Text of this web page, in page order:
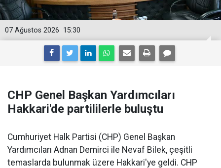
15:30
07 Ağustos 2026
CHP Genel Başkan Yardımcıları
Hakkari'de partililerle buluştu
Cumhuriyet Halk Partisi (CHP) Genel Başkan
Yardımcıları Adnan Demirci ile Nevaf Bilek, çeşitli
temaslarda bulunmak üzere Hakkari'ye geldi. CHP